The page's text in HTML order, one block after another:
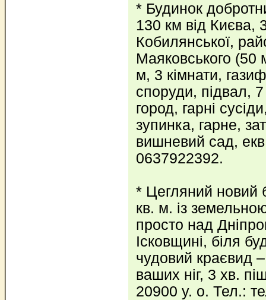
* Будинок
130 км від Києва,
Кобилянської,
Маяковського (50
м, 3 кімнати,
споруди, підвал,
город, гарні
зупинка, гарне,
вишневий сад,
0637922392.
* Цегляний новий
кв. м. із
просто над
Ісковщині, біля
чудовий краєвид
ваших ніг, 3 хв.
20900 у. о. Тел.: